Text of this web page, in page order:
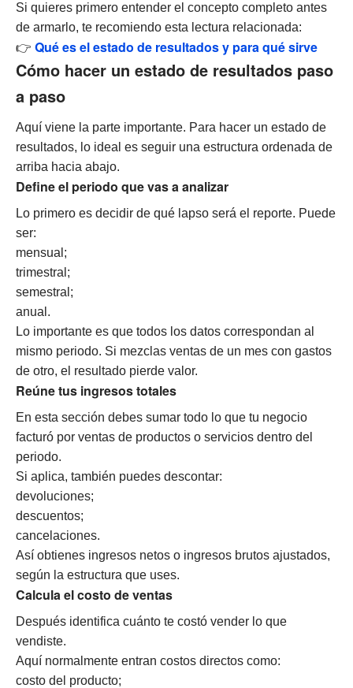
Si quieres primero entender el concepto completo antes
de armarlo, te recomiendo esta lectura relacionada:
👉 Qué es el estado de resultados y para qué sirve
Cómo hacer un estado de resultados paso
a paso
Aquí viene la parte importante. Para hacer un estado de
resultados, lo ideal es seguir una estructura ordenada de
arriba hacia abajo.
Define el periodo que vas a analizar
Lo primero es decidir de qué lapso será el reporte. Puede
ser:
mensual;
trimestral;
semestral;
anual.
Lo importante es que todos los datos correspondan al
mismo periodo. Si mezclas ventas de un mes con gastos
de otro, el resultado pierde valor.
Reúne tus ingresos totales
En esta sección debes sumar todo lo que tu negocio
facturó por ventas de productos o servicios dentro del
periodo.
Si aplica, también puedes descontar:
devoluciones;
descuentos;
cancelaciones.
Así obtienes ingresos netos o ingresos brutos ajustados,
según la estructura que uses.
Calcula el costo de ventas
Después identifica cuánto te costó vender lo que
vendiste.
Aquí normalmente entran costos directos como:
costo del producto;